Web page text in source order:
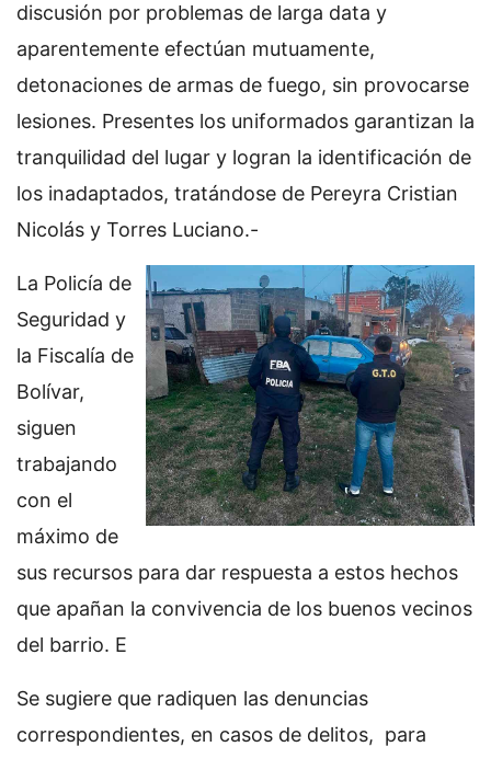
discusión por problemas de larga data y
aparentemente efectúan mutuamente,
detonaciones de armas de fuego, sin provocarse
lesiones. Presentes los uniformados garantizan la
tranquilidad del lugar y logran la identificación de
los inadaptados, tratándose de Pereyra Cristian
Nicolás y Torres Luciano.-
La Policía de
Seguridad y
la Fiscalía de
Bolívar,
siguen
trabajando
con el
máximo de
sus recursos para dar respuesta a estos hechos
que apañan la convivencia de los buenos vecinos
del barrio. E
Se sugiere que radiquen las denuncias
correspondientes, en casos de delitos, para